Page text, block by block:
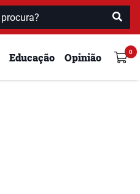
Educação Opinião